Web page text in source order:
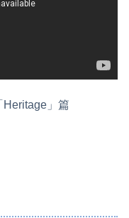
Heritage」篇